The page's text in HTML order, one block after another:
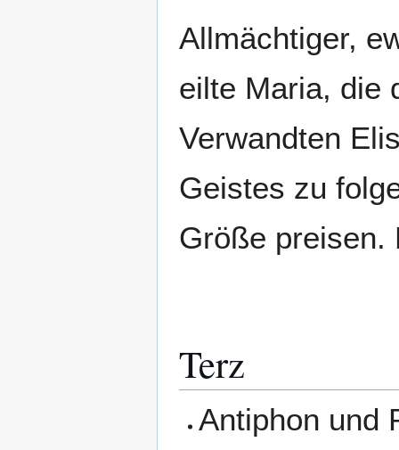
Allmächtiger,
eilte Maria, die
Verwandten
Geistes zu
Größe preisen.
Terz
Antiphon und